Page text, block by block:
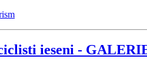
ieseni -